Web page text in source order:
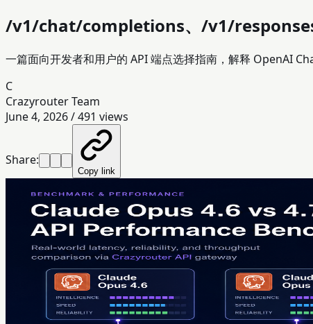
/v1/chat/completions、/v1/responses
一篇面向开发者和用户的 API 端点选择指南，解释 OpenAI
C
Crazyrouter Team
June 4, 2026/491 views
Share:
Copy link